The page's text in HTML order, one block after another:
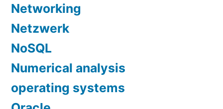
Networking
Netzwerk
NoSQL
Numerical analysis
operating systems